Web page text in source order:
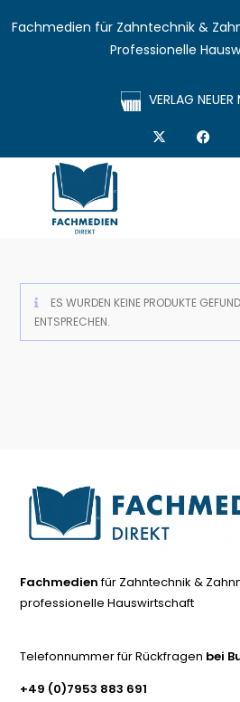
Fachmedien für Zahntechnik &
Professionelle
VERLAG NEUER
ES WURDEN KEINE PRODUKTE
ENTSPRECHEN.
Fachmedienfür Zahntechnik &
professionelle Hauswirtschaft
Telefonnummer für Rückfragen bei
+49 (0)7953 883 691